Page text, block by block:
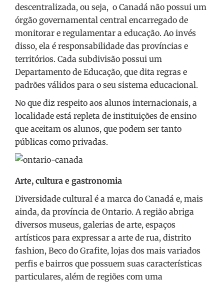
descentralizada, ou seja, o Canadá não possui um
órgão governamental central encarregado de
monitorar e regulamentar a educação. Ao invés
disso, ela é responsabilidade das províncias e
territórios. Cada subdivisão possui um
Departamento de Educação, que dita regras e
padrões válidos para o seu sistema educacional.
No que diz respeito aos alunos internacionais, a
localidade está repleta de instituições de ensino
que aceitam os alunos, que podem ser tanto
públicas como privadas.
Arte, cultura e gastronomia
Diversidade cultural é a marca do Canadá e, mais
ainda, da província de Ontario. A região abriga
diversos museus, galerias de arte, espaços
artísticos para expressar a arte de rua, distrito
fashion, Beco do Grafite, lojas dos mais variados
perfis e bairros que possuem suas características
particulares, além de regiões com uma